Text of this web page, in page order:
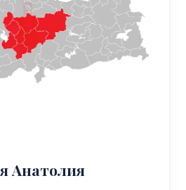
Анатолия